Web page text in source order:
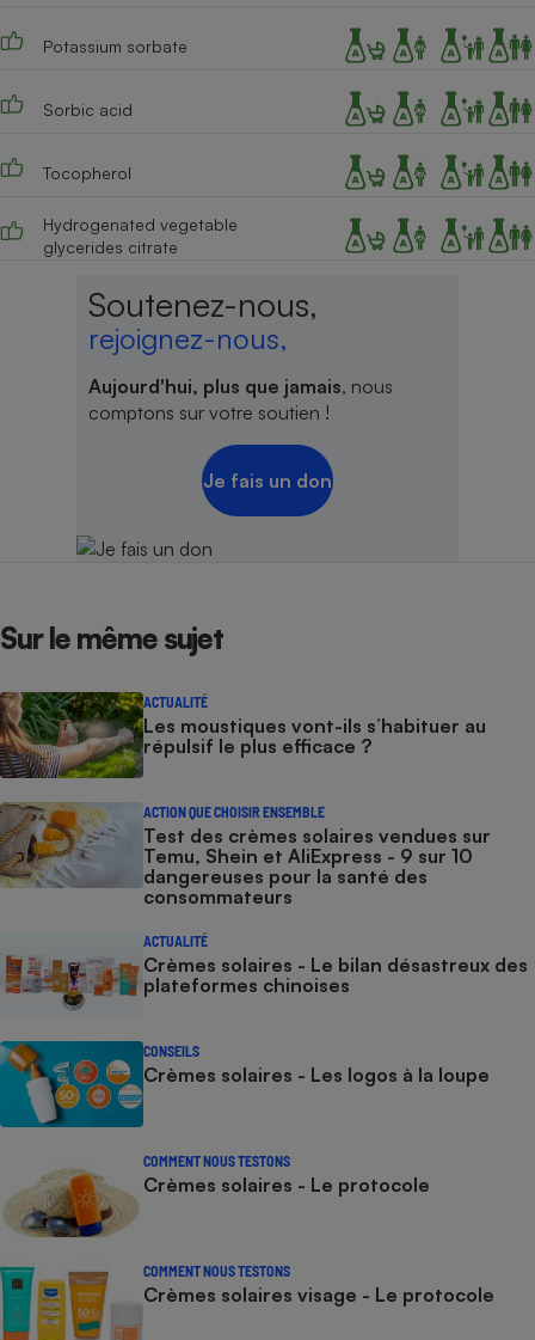
Potassium sorbate
Sorbic acid
Tocopherol
Hydrogenated vegetable
glycerides citrate
Soutenez-nous,
rejoignez-nous,
Aujourd'hui, plus que jamais, nous
comptons sur votre soutien !
Je fais un don
Sur le même sujet
ACTUALITÉ
Les moustiques vont-ils s’habituer au
répulsif le plus efficace ?
ACTION QUE CHOISIR ENSEMBLE
Test des crèmes solaires vendues sur
Temu, Shein et AliExpress - 9 sur 10
dangereuses pour la santé des
consommateurs
ACTUALITÉ
Crèmes solaires - Le bilan désastreux des
plateformes chinoises
CONSEILS
Crèmes solaires - Les logos à la loupe
COMMENT NOUS TESTONS
Crèmes solaires - Le protocole
COMMENT NOUS TESTONS
Crèmes solaires visage - Le protocole